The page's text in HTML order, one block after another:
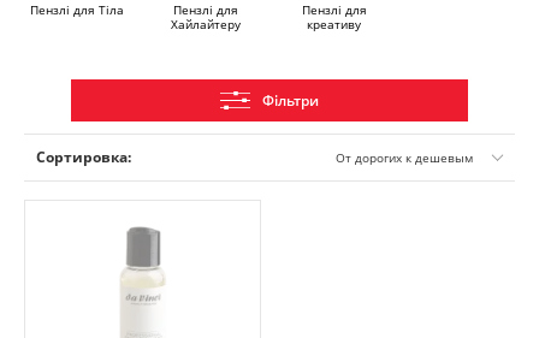
Пензлі для Тіла
Пензлі для
Хайлайтеру
Пензлі для
креативу
Фільтри
Сортировка: От дорогих к дешевым